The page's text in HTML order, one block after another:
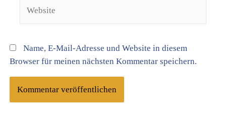
Name, E-Mail-Adresse und Website in diesem
Browser für meinen nächsten Kommentar speichern.